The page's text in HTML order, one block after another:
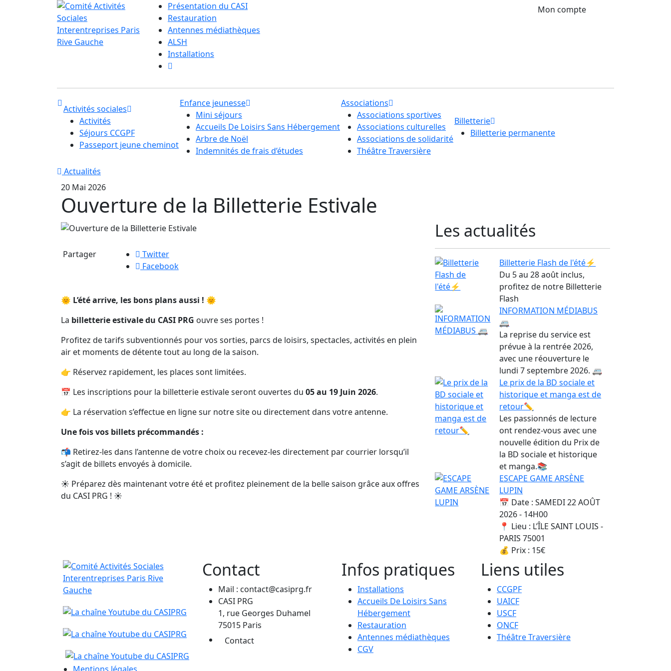
Présentation du CASI
Restauration
Antennes médiathèques
ALSH
Installations
Mon compte
Activités sociales
Activités
Séjours CCGPF
Passeport jeune cheminot
Enfance jeunesse
Mini séjours
Accueils De Loisirs Sans Hébergement
Arbre de Noël
Indemnités de frais d’études
Associations
Associations sportives
Associations culturelles
Associations de solidarité
Théâtre Traversière
Billetterie
Billetterie permanente
Actualités
20 Mai 2026
Ouverture de la Billetterie Estivale
Partager
Twitter
Facebook
🌞 L’été arrive, les bons plans aussi ! 🌞
La billetterie estivale du CASI PRG ouvre ses portes !
Profitez de tarifs subventionnés pour vos sorties, parcs de loisirs, spectacles, activités en plein
air et moments de détente tout au long de la saison.
👉 Réservez rapidement, les places sont limitées.
📅 Les inscriptions pour la billetterie estivale seront ouvertes du 05 au 19 Juin 2026.
👉 La réservation s’effectue en ligne sur notre site ou directement dans votre antenne.
Une fois vos billets précommandés :
📬 Retirez-les dans l’antenne de votre choix ou recevez-les directement par courrier lorsqu’il
s’agit de billets envoyés à domicile.
☀️ Préparez dès maintenant votre été et profitez pleinement de la belle saison grâce aux offres
du CASI PRG ! ☀️
Les actualités
Billetterie Flash de l'été⚡
Du 5 au 28 août inclus,
profitez de notre Billetterie
Flash
INFORMATION MÉDIABUS
🚐
La reprise du service est
prévue à la rentrée 2026,
avec une réouverture le
lundi 7 septembre 2026. 🚐
Le prix de la BD sociale et
historique et manga est de
retour✏️
Les passionnés de lecture
ont rendez-vous avec une
nouvelle édition du Prix de
la BD sociale et historique
et manga.📚
ESCAPE GAME ARSÈNE
LUPIN
📅 Date : SAMEDI 22 AOÛT
2026 - 14H00
📍 Lieu : L’ÎLE SAINT LOUIS -
PARIS 75001
💰 Prix : 15€
Contact
Mail : contact@casiprg.fr
CASI PRG
1, rue Georges Duhamel
75015 Paris
Contact
Infos pratiques
Installations
Accueils De Loisirs Sans
Hébergement
Restauration
Antennes médiathèques
CGV
Liens utiles
CCGPF
UAICF
USCF
ONCF
Théâtre Traversière